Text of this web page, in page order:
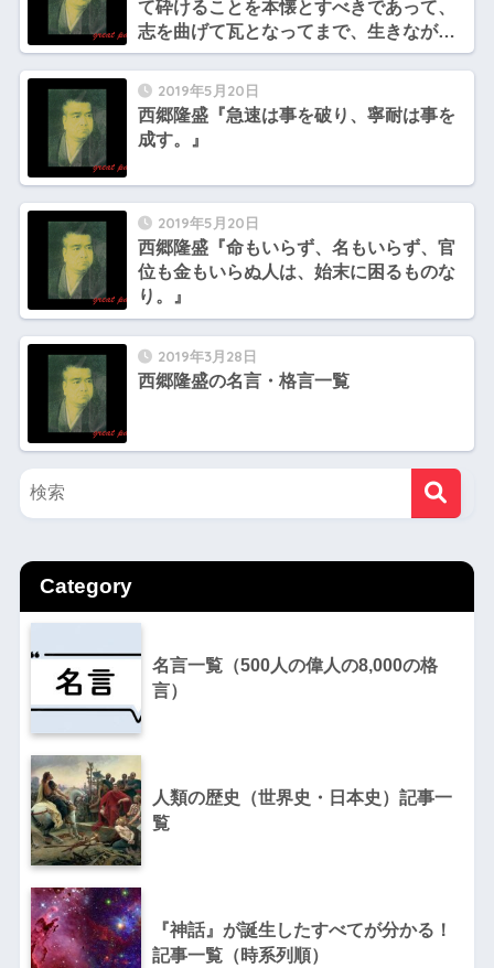
て砕けることを本懐とすべきであって、
志を曲げて瓦となってまで、生きながら
えるのは恥とする。』
2019年5月20日
西郷隆盛『急速は事を破り、寧耐は事を
成す。』
2019年5月20日
西郷隆盛『命もいらず、名もいらず、官
位も金もいらぬ人は、始末に困るものな
り。』
2019年3月28日
西郷隆盛の名言・格言一覧
Category
名言一覧（500人の偉人の8,000の格
言）
人類の歴史（世界史・日本史）記事一
覧
『神話』が誕生したすべてが分かる！
記事一覧（時系列順）